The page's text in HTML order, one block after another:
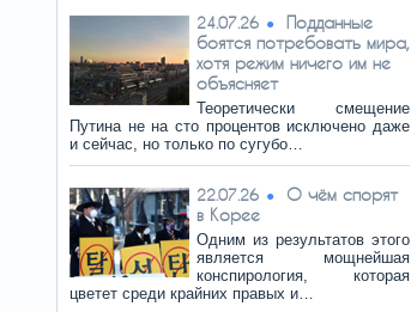
24.07.26
Подданные
боятся потребовать мира,
хотя режим ничего им не
объясняет
Теоретически смещение
Путина не на сто процентов исключено даже
и сейчас, но только по сугубо…
22.07.26
О чём спорят
в Корее
Одним из результатов этого
является мощнейшая
конспирология, которая
цветет среди крайних правых и…